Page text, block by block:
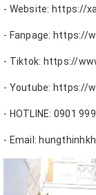
- Website: https://
- Fanpage: https://
- Tiktok: https://
- Youtube: https://
- HOTLINE: 0901
- Email: